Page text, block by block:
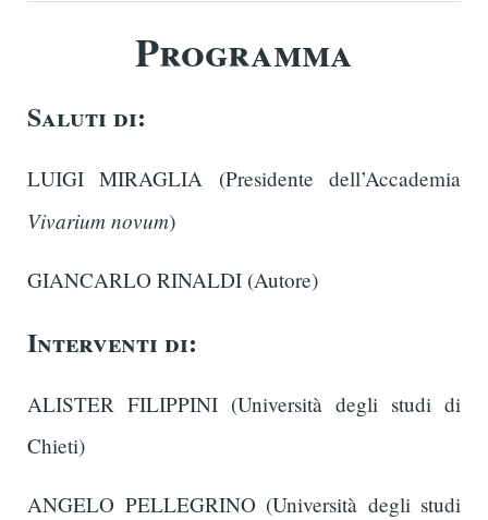
Programma
Saluti di:
LUIGI MIRAGLIA (Presidente dell’Accademia
Vivarium novum)
GIANCARLO RINALDI (Autore)
Interventi di:
ALISTER FILIPPINI (Università degli studi di
Chieti)
ANGELO PELLEGRINO (Università degli studi